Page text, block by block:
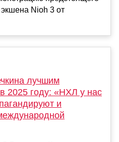
Nioh 3 от
лучшим
2025 году: «НХЛ у нас
и